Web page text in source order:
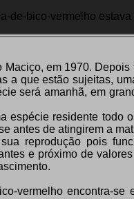
de-bico-vermelho
em 1970.
a que estão sujeitas,
será amanhã, em
espécie residente todo
antes de atingirem a
reprodução pois
e próximo de
vermelho encontra-